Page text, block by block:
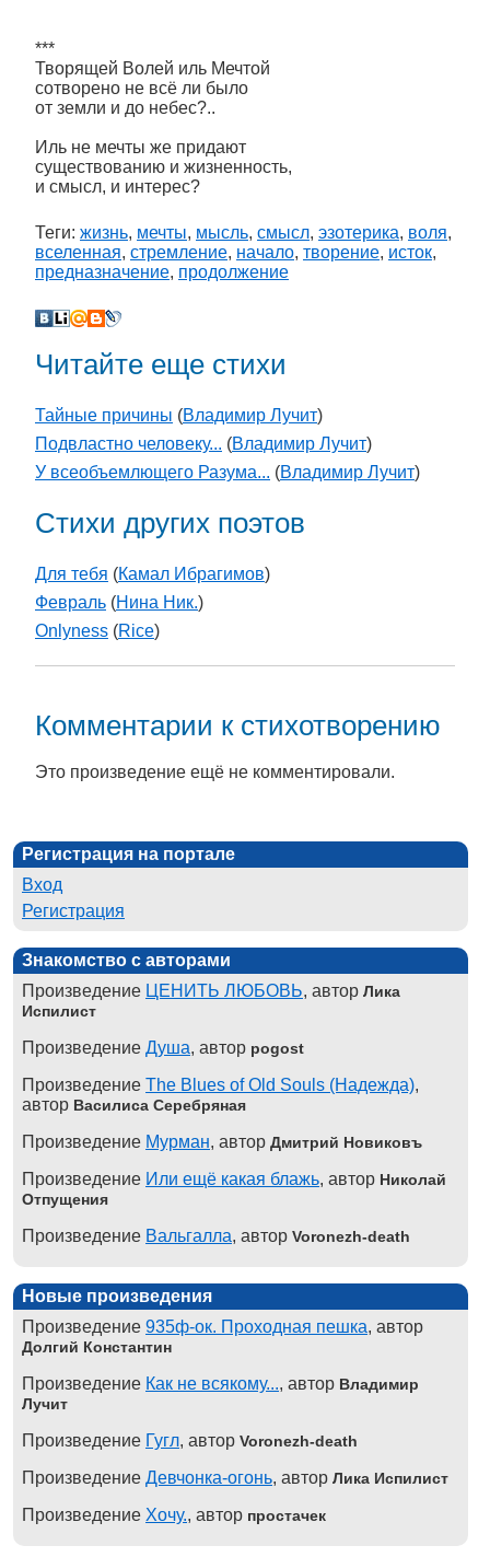
***
Творящей Волей иль Мечтой
сотворено не всё ли было
от земли и до небес?..
Иль не мечты же придают
существованию и жизненность,
и смысл, и интерес?
Теги: жизнь, мечты, мысль, смысл, эзотерика, воля,
вселенная, стремление, начало, творение, исток,
предназначение, продолжение
Читайте еще стихи
Тайные причины (Владимир Лучит)
Подвластно человеку... (Владимир Лучит)
У всеобъемлющего Разума... (Владимир Лучит)
Стихи других поэтов
Для тебя (Камал Ибрагимов)
Февраль (Нина Ник.)
Onlyness (Rice)
Комментарии к стихотворению
Это произведение ещё не комментировали.
Регистрация на портале
Вход
Регистрация
Знакомство с авторами
Произведение ЦЕНИТЬ ЛЮБОВЬ, автор Лика
Испилист
Произведение Душа, автор pogost
Произведение The Blues of Old Souls (Надежда),
автор Василиса Серебряная
Произведение Мурман, автор Дмитрий Новиковъ
Произведение Или ещё какая блажь, автор Николай
Отпущения
Произведение Вальгалла, автор Voronezh-death
Новые произведения
Произведение 935ф-ок. Проходная пешка, автор
Долгий Константин
Произведение Как не всякому..., автор Владимир
Лучит
Произведение Гугл, автор Voronezh-death
Произведение Девчонка-огонь, автор Лика Испилист
Произведение Хочу., автор простачек